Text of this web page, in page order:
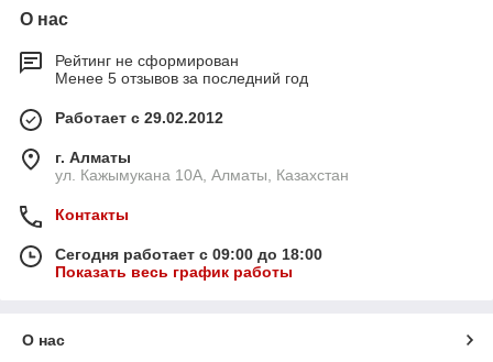
О нас
Рейтинг не сформирован
Менее 5 отзывов за последний год
Работает с 29.02.2012
г. Алматы
ул. Кажымукана 10А, Алматы, Казахстан
Контакты
Сегодня работает с 09:00 до 18:00
Показать весь график работы
О нас